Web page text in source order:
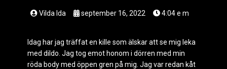
Vilda Ida september 16, 2022 4:04 e m
Idag har jag träffat en kille som älskar att se mig leka
med dildo. Jag tog emot honom i dörren med min
röda body med öppen gren på mig. Jag var redan kåt